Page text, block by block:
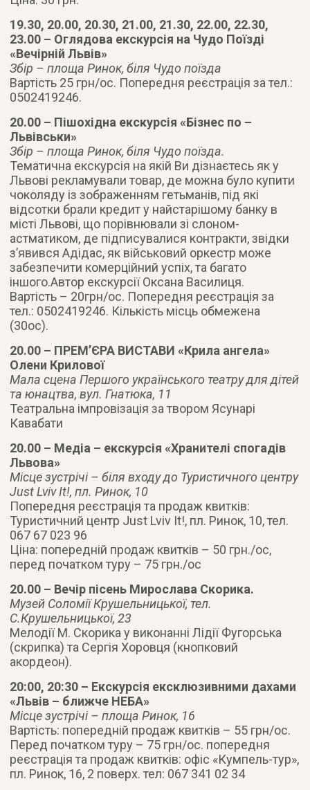
19.30, 20.00, 20.30, 21.00, 21.30, 22.00, 22.30,
23.00 – Оглядова екскурсія на Чудо Поїзді
«Вечірній Львів»
Збір – площа Ринок, біля Чудо поїзда
Вартість 25 грн/ос. Попередня реєстрація за тел.:
0502419246.
20.00 – Пішохідна екскурсія «Бізнес по –
Львівськи»
Збір – площа Ринок, біля Чудо поїзда.
Тематична екскурсія на якій Ви дізнаєтесь як у
Львові рекламували товар, де можна було купити
чоколяду із зображенням гетьманів, під які
відсотки брали кредит у найстарішому банку в
місті Львові, що порівнювали зі слоном-
астматиком, де підписувалися контракти, звідки
з’явився Адідас, як військовий оркестр може
забезпечити комерційний успіх, та багато
іншого.Автор екскурсії Оксана Василиця.
Вартість – 20грн/ос. Попередня реєстрація за
тел.: 0502419246. Кількість місць обмежена
(30ос).
20.00 – ПРЕМ’ЄРА ВИСТАВИ «Крила ангела»
Олени Крилової
Мала сцена Першого українського театру для дітей
та юнацтва, вул. Гнатюка, 11
Театральна імпровізація за твором Ясунарі
Кавабати
20.00 – Медіа – екскурсія «Хранителі спогадів
Львова»
Місце зустрічі – біля входу до Туристичного центру
Just Lviv It!, пл. Ринок, 10
Попередня реєстрація та продаж квитків:
Туристичний центр Just Lviv It!, пл. Ринок, 10, тел.
067 67 023 96
Ціна: попередній продаж квитків – 50 грн./ос,
перед початком туру – 75 грн./ос
20.00 – Вечір пісень Мирослава Скорика.
Музей Соломії Крушельницької, тел.
С.Крушельницької, 23
Мелодії М. Скорика у виконанні Лідії Фугорська
(скрипка) та Сергія Хоровця (кнопковий
акордеон).
20:00, 20:30 – Екскурсія ексклюзивними дахами
«Львів – ближче НЕБА»
Місце зустрічі – площа Ринок, 16
Вартість: попередній продаж квитків – 55 грн/ос.
Перед початком туру – 75 грн/ос. попередня
реєстрація та продаж квитків: офіс «Кумпель-тур»,
пл. Ринок, 16, 2 поверх. тел: 067 341 02 34